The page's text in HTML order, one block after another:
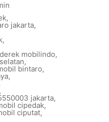
,
jakarta,
,
mobilindo,
,
bintaro,
,
jakarta,
cipedak,
ciputat,